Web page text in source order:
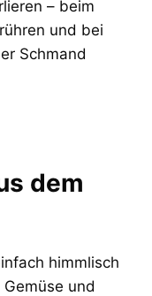
– beim
und bei
Schmand
dem
himmlisch
und